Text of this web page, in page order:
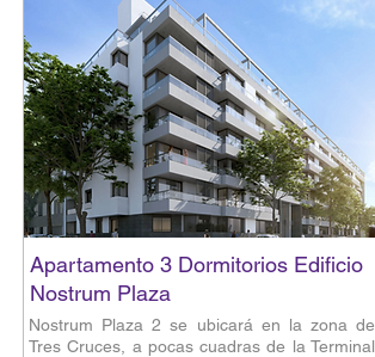
Apartamento 3 Dormitorios Edificio
Nostrum Plaza
Nostrum Plaza 2 se ubicará en la zona de
Tres Cruces, a pocas cuadras de la Terminal